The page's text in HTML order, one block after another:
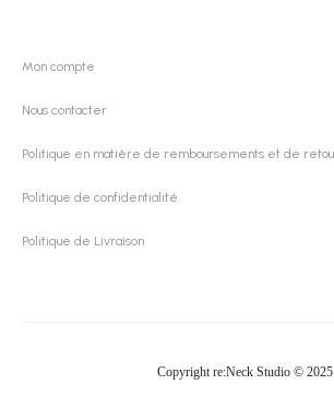
Mon compte
Nous contacter
Politique en matière de remboursements et de
Politique de confidentialité
Politique de Livraison
Copyright re:Neck Studio © 2025